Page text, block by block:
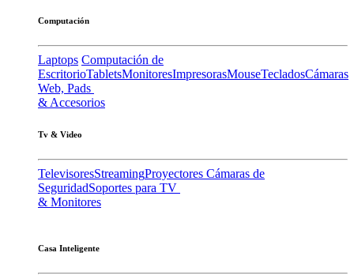
Computación
Laptops Computación de
EscritorioTabletsMonitoresImpresorasMouseTecladosCámaras
Web, Pads
& Accesorios
Tv & Video
TelevisoresStreamingProyectores Cámaras de
SeguridadSoportes para TV
& Monitores
Casa Inteligente